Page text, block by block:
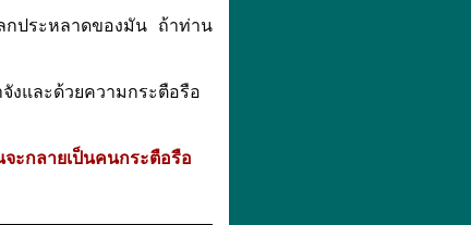
กประหลาดของมัน ถ้าท่าน
งและด้วยความกระตือรือ
ะกลายเป็นคนกระตือรือ